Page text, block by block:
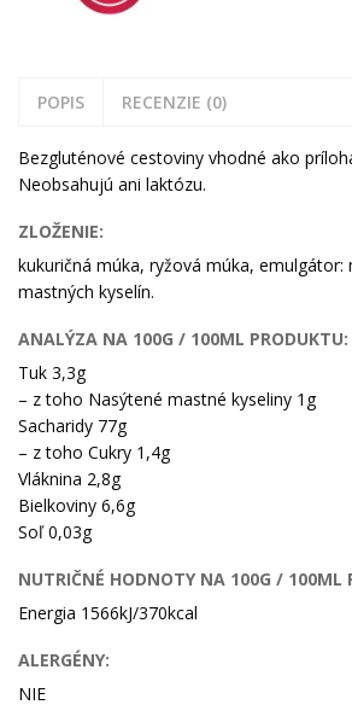
POPIS RECENZIE (0)
Bezgluténové cestoviny vhodné ako
Neobsahujú ani laktózu.
ZLOŽENIE:
kukuričná múka, ryžová múka, emulgátor:
mastných kyselín.
ANALÝZA NA 100G / 100ML PRODUKTU:
Tuk 3,3g
– z toho Nasýtené mastné kyseliny 1g
Sacharidy 77g
– z toho Cukry 1,4g
Vláknina 2,8g
Bielkoviny 6,6g
Soľ 0,03g
NUTRIČNÉ HODNOTY NA 100G / 100ML
Energia 1566kJ/370kcal
ALERGÉNY:
NIE